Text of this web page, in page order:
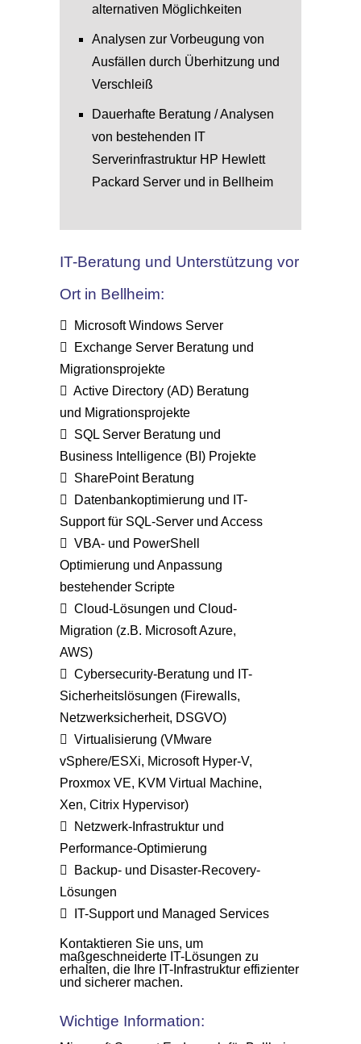
alternativen Möglichkeiten
Analysen zur Vorbeugung von
Ausfällen durch Überhitzung und
Verschleiß
Dauerhafte Beratung / Analysen
von bestehenden IT
Serverinfrastruktur HP Hewlett
Packard Server und in Bellheim
IT-Beratung und Unterstützung vor
Ort in Bellheim:
Microsoft Windows Server
Exchange Server Beratung und
Migrationsprojekte
Active Directory (AD) Beratung
und Migrationsprojekte
SQL Server Beratung und
Business Intelligence (BI) Projekte
SharePoint Beratung
Datenbankoptimierung und IT-
Support für SQL-Server und Access
VBA- und PowerShell
Optimierung und Anpassung
bestehender Scripte
Cloud-Lösungen und Cloud-
Migration (z.B. Microsoft Azure,
AWS)
Cybersecurity-Beratung und IT-
Sicherheitslösungen (Firewalls,
Netzwerksicherheit, DSGVO)
Virtualisierung (VMware
vSphere/ESXi, Microsoft Hyper-V,
Proxmox VE, KVM Virtual Machine,
Xen, Citrix Hypervisor)
Netzwerk-Infrastruktur und
Performance-Optimierung
Backup- und Disaster-Recovery-
Lösungen
IT-Support und Managed Services
Kontaktieren Sie uns, um
maßgeschneiderte IT-Lösungen zu
erhalten, die Ihre IT-Infrastruktur effizienter
und sicherer machen.
Wichtige Information: